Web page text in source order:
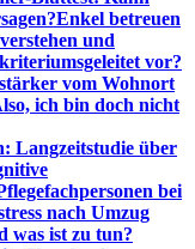
Enkel betreuen
und
vor?
vom Wohnort
ich bin doch nicht
Langzeitstudie über
bei
nach Umzug
was ist zu tun?